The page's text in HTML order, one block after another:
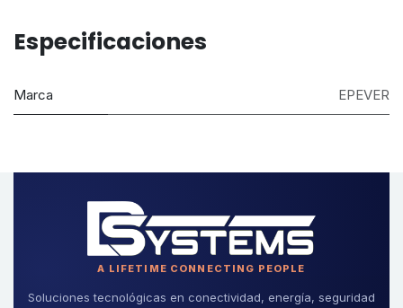
Especificaciones
Marca EPEVER
A LIFETIME CONNECTING PEOPLE
Soluciones tecnológicas en conectividad, energía, seguridad